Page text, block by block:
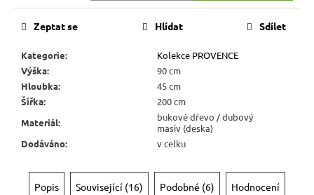
Kategorie:
Kolekce PROVENCE
Výška:
90 cm
Hloubka:
45 cm
Šířka:
200 cm
Materiál:
bukové dřevo / dubový
masiv (deska)
Dodáváno: v celku
Zeptat se Hlídat Sdílet
Popis Související (16) Podobné (6) Hodnocení
260
Kč